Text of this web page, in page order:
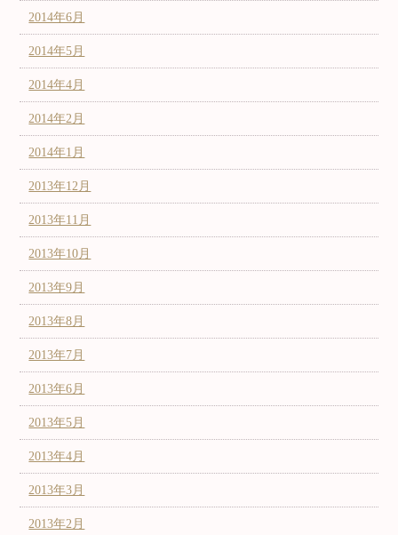
2014年6月
2014年5月
2014年4月
2014年2月
2014年1月
2013年12月
2013年11月
2013年10月
2013年9月
2013年8月
2013年7月
2013年6月
2013年5月
2013年4月
2013年3月
2013年2月